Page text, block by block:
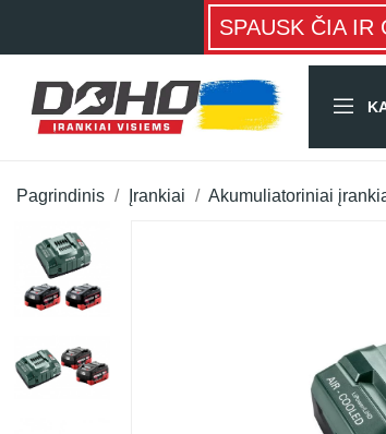
SPAUSK ČIA IR
Pagrindinis Įrankiai Akumuliatoriniai